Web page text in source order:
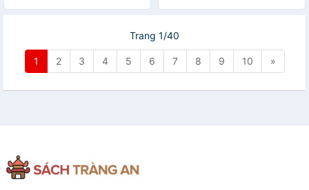
Trang 1/40
1 2 3 4 5 6 7 8 9 10 »